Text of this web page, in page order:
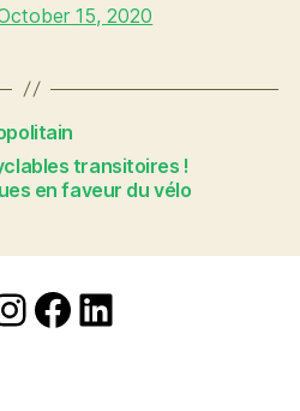
15, 2020
transitoires !
en faveur du vélo
partage
Facebook
LinkedIn